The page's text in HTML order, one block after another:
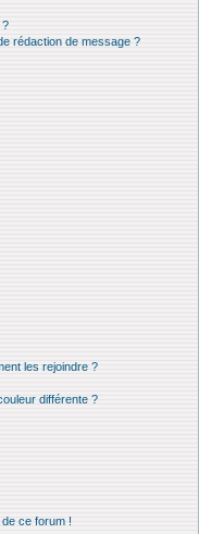
?
rédaction de message ?
les rejoindre ?
différente ?
de ce forum !